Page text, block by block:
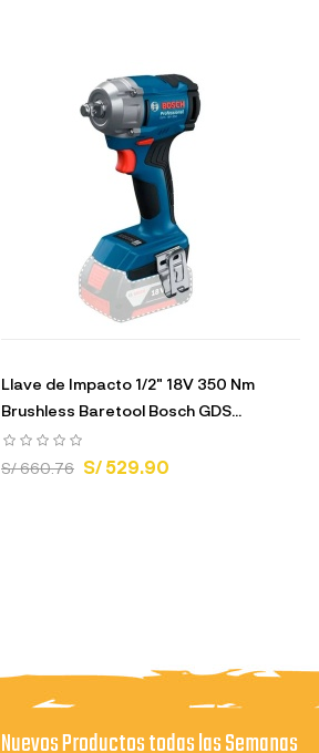
Llave de Impacto 1/2" 18V 350 Nm
Brushless Baretool Bosch GDS...
S/ 660.76 S/ 529.90
Nuevos Productos todas las Semanas